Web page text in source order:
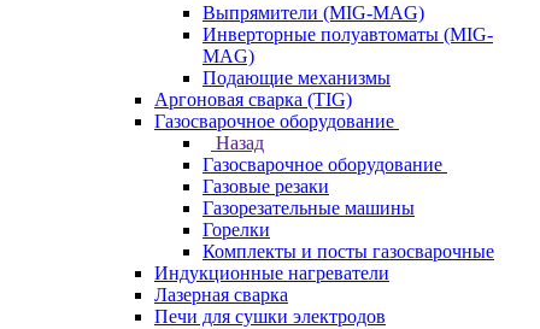
Выпрямители (MIG-MAG)
Инверторные полуавтоматы (MIG-
MAG)
Подающие механизмы
Аргоновая сварка (TIG)
Газосварочное оборудование
Назад
Газосварочное оборудование
Газовые резаки
Газорезательные машины
Горелки
Комплекты и посты газосварочные
Индукционные нагреватели
Лазерная сварка
Печи для сушки электродов